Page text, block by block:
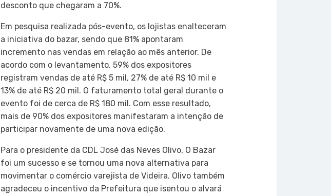
desconto que chegaram a 70%.
Em pesquisa realizada pós-evento, os lojistas enalteceram
a iniciativa do bazar, sendo que 81% apontaram
incremento nas vendas em relação ao mês anterior. De
acordo com o levantamento, 59% dos expositores
registram vendas de até R$ 5 mil, 27% de até R$ 10 mil e
13% de até R$ 20 mil. O faturamento total geral durante o
evento foi de cerca de R$ 180 mil. Com esse resultado,
mais de 90% dos expositores manifestaram a intenção de
participar novamente de uma nova edição.
Para o presidente da CDL José das Neves Olivo, O Bazar
foi um sucesso e se tornou uma nova alternativa para
movimentar o comércio varejista de Videira. Olivo também
agradeceu o incentivo da Prefeitura que isentou o alvará